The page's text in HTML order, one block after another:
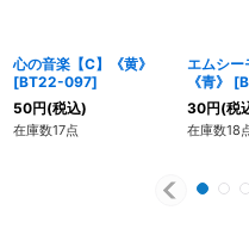
心の音楽【C】《黄》
[BT22-097]
50円(税込)
在庫数17点
エムシー
《青》
[
30円(税
在庫数18